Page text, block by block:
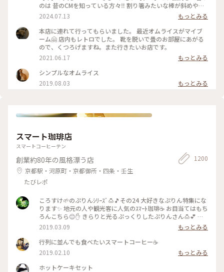
のは 昔のCMを知っている方々‼️ 割り箸みたいな棒が斜めやね
ん ※子供の頃は割り箸やと思いこんでた チョコと違うねん❗️ コ
2024.07.13
もっとみる
本店に連れて行ってもらいました。 最近オムライスがマイブ
ーム🤗 店内もレトロでした。 靴を脱いで畳のお部屋にあがる
ので、くつろげますね。また行きたいお店です。
2021.06.17
もっとみる
シンプルなオムライス
2019.08.03
もっとみる
スマート珈琲店
スマートコーヒーテン
創業約80年の風格漂う店
京都駅・河原町・京都御所・四条・壬生
たびレポ
1200
ころすけ🌱のぷりんｼﾘｰｽﾞ🍮🎵その24 大好きなぷりん特集にな
ります✨ 地元の人や観光客に人気のｽﾏｰﾄ珈琲☕️ お目当てはもち
ろんこちら😊✋ きらりと光るぷっくりしたぷりんさん🍮💕 固
めで卵を感じる昔ながらのお味です😊ｶﾗﾒﾙｿｰｽはとても優しく
苦味がなくて美味しかった～(*´∀｀*)🎶 ｶﾞﾗｽのお皿もお店の
昭和ﾚﾄﾛな雰囲気にぴったり合っていました💓たまごｻﾝﾄﾞもﾎｯﾄ
ｹｰｷも美味しくて京都に来たらおすすめな喫茶店です🍴 #スマ
ート珈琲 #ぷりん #プリン #昔ながら #光る #レトロ #昭和レト
ロ #喫茶店 #お目当て #自家製 #京都 #ぷりんシリーズ
2019.03.09
もっとみる
行列に並んでも食べたいスマートコーヒー☕️
2019.02.10
もっとみる
ホットケーキセット